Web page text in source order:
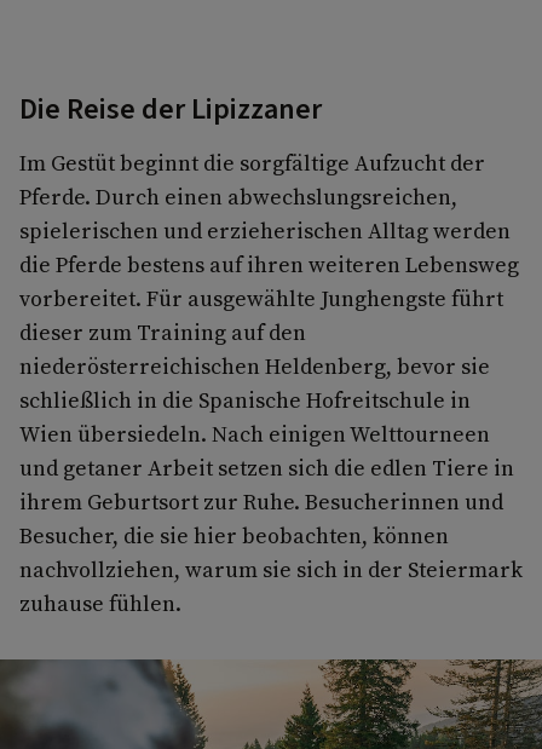
Die Reise der Lipizzaner
Im Gestüt beginnt die sorgfältige Aufzucht der
Pferde. Durch einen abwechslungsreichen,
spielerischen und erzieherischen Alltag werden
die Pferde bestens auf ihren weiteren Lebensweg
vorbereitet. Für ausgewählte Junghengste führt
dieser zum Training auf den
niederösterreichischen Heldenberg, bevor sie
schließlich in die Spanische Hofreitschule in
Wien übersiedeln. Nach einigen Welttourneen
und getaner Arbeit setzen sich die edlen Tiere in
ihrem Geburtsort zur Ruhe. Besucherinnen und
Besucher, die sie hier beobachten, können
nachvollziehen, warum sie sich in der Steiermark
zuhause fühlen.